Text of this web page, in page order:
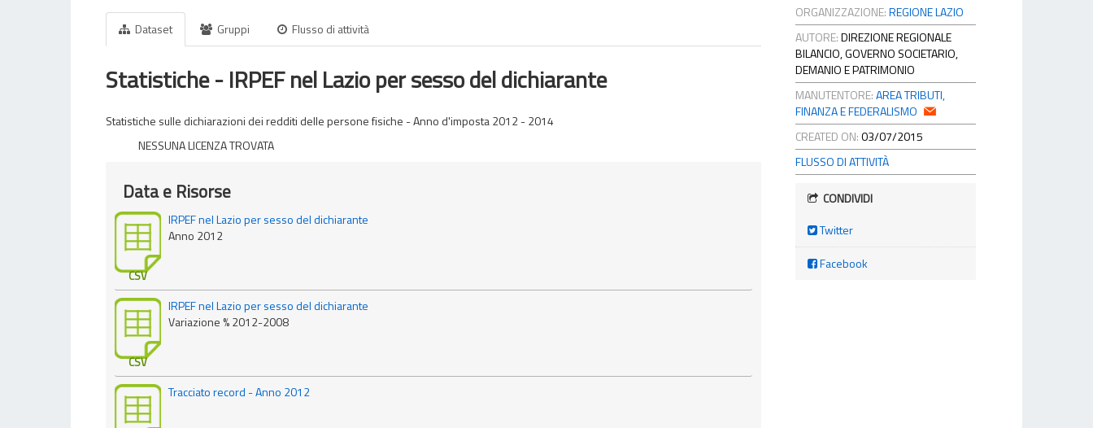
ORGANIZZAZIONE:REGIONE LAZIO
AUTORE:DIREZIONE REGIONALE
BILANCIO, GOVERNO SOCIETARIO,
DEMANIO E PATRIMONIO
MANUTENTORE:AREA TRIBUTI,
FINANZA E FEDERALISMO
CREATED ON:03/07/2015
FLUSSO DI ATTIVITÀ
CONDIVIDI
Twitter
Facebook
Dataset Gruppi Flusso di attività
Statistiche - IRPEF nel Lazio per sesso del dichiarante
Statistiche sulle dichiarazioni dei redditi delle persone fisiche - Anno d'imposta 2012 - 2014
NESSUNA LICENZA TROVATA
Data e Risorse
CSV
IRPEF nel Lazio per sesso del dichiarante
Anno 2012
CSV
IRPEF nel Lazio per sesso del dichiarante
Variazione % 2012-2008
Tracciato record - Anno 2012